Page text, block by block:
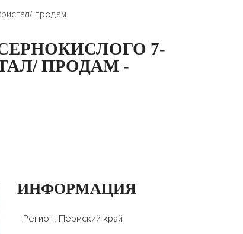
продам
7-
ПРОДАМ -
ИНФОРМАЦИЯ
Регион: Пермский край